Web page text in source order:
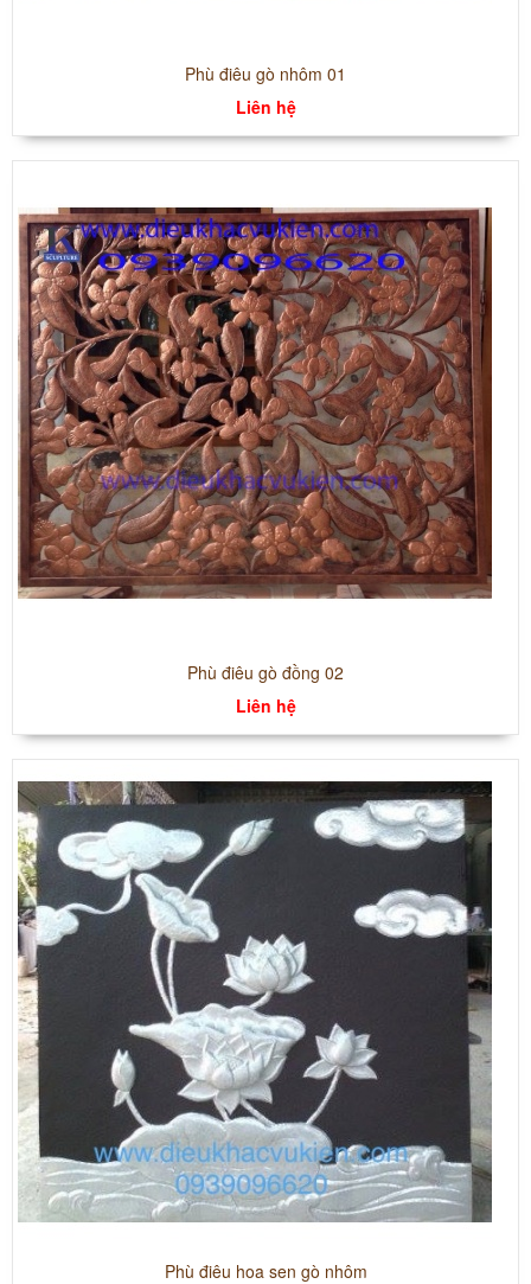
Phù điêu gò nhôm 01
Liên hệ
Phù điêu gò đồng 02
Liên hệ
Phù điêu hoa sen gò nhôm